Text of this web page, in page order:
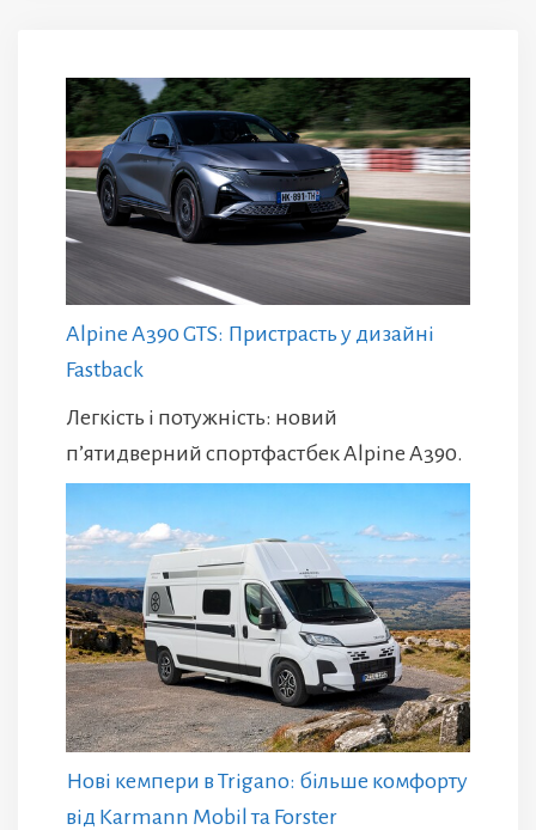
Alpine A390 GTS: Пристрасть у дизайні
Fastback
Легкість і потужність: новий
п’ятидверний спортфастбек Alpine A390.
Нові кемпери в Trigano: більше комфорту
від Karmann Mobil та Forster